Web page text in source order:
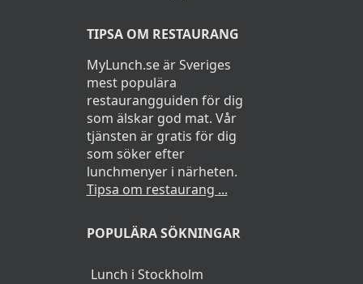
TIPSA OM RESTAURANG
MyLunch.se är Sveriges
mest populära
restaurangguiden för dig
som älskar god mat. Vår
tjänsten är gratis för dig
som söker efter
lunchmenyer i närheten.
Tipsa om restaurang ...
POPULÄRA SÖKNINGAR
Lunch i Stockholm